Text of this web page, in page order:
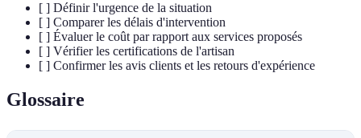
[ ] Définir l'urgence de la situation
[ ] Comparer les délais d'intervention
[ ] Évaluer le coût par rapport aux services proposés
[ ] Vérifier les certifications de l'artisan
[ ] Confirmer les avis clients et les retours d'expérience
Glossaire